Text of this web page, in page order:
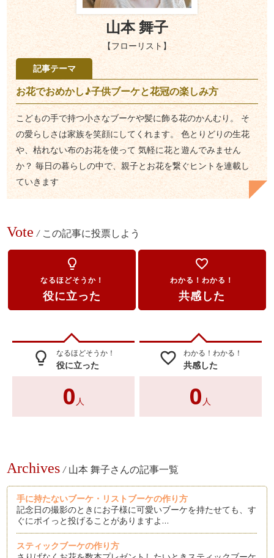
山本 舞子
【フローリスト】
記事テーマ
お花でおめかし♪子供ブーケと花冠の楽しみ方
こどもの手で持つ小さなブーケや髪に飾る花のかんむり。 そ
の愛らしさは家族を笑顔にしてくれます。 色とりどりの生花
や、枯れない布のお花を使って 気軽に花と遊んでみません
か？ 毎日の暮らしの中で、親子とお花を繋ぐヒントを連載し
ていきます
Vote / この記事に投票しよう
lightbulb_outline
なるほどそうか！
役に立った
favorite_border
わかる！わかる！
共感した
lightbulb_outline なるほどそうか！
役に立った
0 人
favorite_border わかる！わかる！
共感した
0 人
Archives / 山本 舞子さんの記事一覧
手に持たないブーケ・リストブーケの作り方
記念日の撮影のときにお子様に可愛いブーケを持たせても、す
ぐにポイっと投げることがありますよ…
スティックブーケの作り方